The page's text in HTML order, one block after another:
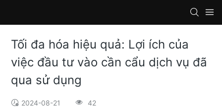
Tối đa hóa hiệu quả: Lợi ích của
việc đầu tư vào cần cẩu dịch vụ đã
qua sử dụng
2024-08-21 42